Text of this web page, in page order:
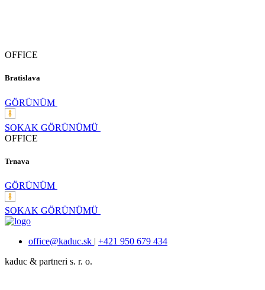
OFFICE
Bratislava
GÖRÜNÜM
SOKAK GÖRÜNÜMÜ
OFFICE
Trnava
GÖRÜNÜM
SOKAK GÖRÜNÜMÜ
office@kaduc.sk | +421 950 679 434
kaduc & partneri s. r. o.